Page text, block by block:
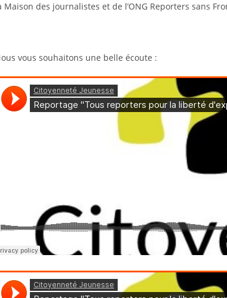
Maison des journalistes et de l’ONG Reporters sans
vous souhaitons une belle écoute :